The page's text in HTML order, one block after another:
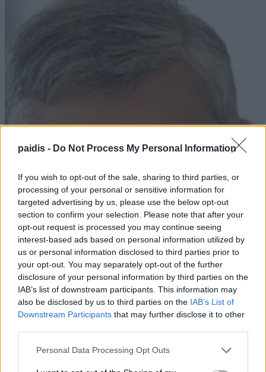
paidis - Do Not Process My Personal Information
If you wish to opt-out of the sale, sharing to third parties, or
processing of your personal or sensitive information for
targeted advertising by us, please use the below opt-out
section to confirm your selection. Please note that after your
opt-out request is processed you may continue seeing
interest-based ads based on personal information utilized by
us or personal information disclosed to third parties prior to
your opt-out. You may separately opt-out of the further
disclosure of your personal information by third parties on the
IAB’s list of downstream participants. This information may
also be disclosed by us to third parties on the IAB’s List of
Downstream Participants that may further disclose it to other
Personal Data Processing Opt Outs
Κ. Αγοραστός: Σκιές για το κόστος,